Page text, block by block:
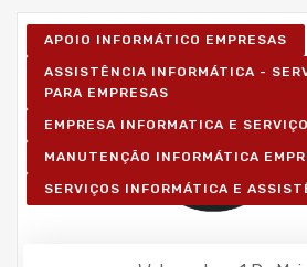
APOIO INFORMÁTICO EMPRESAS
ASSISTÊNCIA INFORMÁTICA -
PARA EMPRESAS
EMPRESA INFORMATICA E
MANUTENÇÃO INFORMÁTICA
SERVIÇOS INFORMÁTICA E